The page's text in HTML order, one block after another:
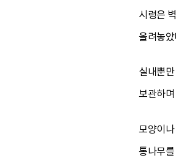
시렁은
올려놓
실내뿐
보관하
모양이
통나무